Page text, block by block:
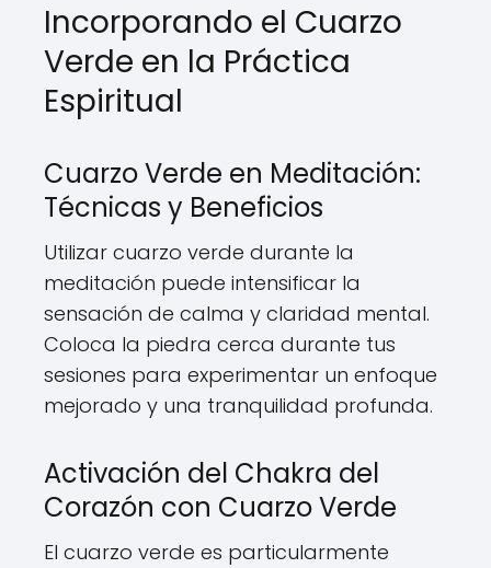
Incorporando el Cuarzo
Verde en la Práctica
Espiritual
Cuarzo Verde en Meditación:
Técnicas y Beneficios
Utilizar cuarzo verde durante la
meditación puede intensificar la
sensación de calma y claridad mental.
Coloca la piedra cerca durante tus
sesiones para experimentar un enfoque
mejorado y una tranquilidad profunda.
Activación del Chakra del
Corazón con Cuarzo Verde
El cuarzo verde es particularmente